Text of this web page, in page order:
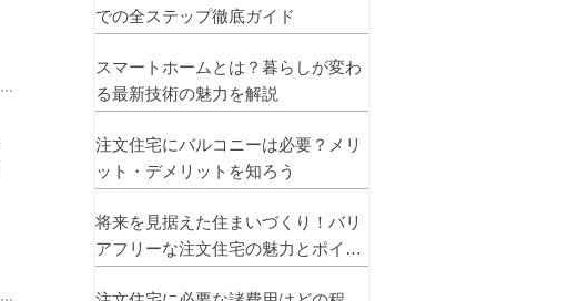
での全ステップ徹底ガイド
スマートホームとは？暮らしが変わ
る最新技術の魅力を解説
注文住宅にバルコニーは必要？メリ
ット・デメリットを知ろう
将来を見据えた住まいづくり！バリ
アフリーな注文住宅の魅力とポイン